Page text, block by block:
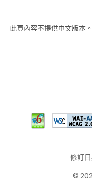
此頁內容不提供中文版本。
修訂日
©